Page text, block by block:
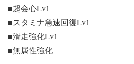
■超会心Lv1
■スタミナ急速回復Lv1
■滑走強化Lv1
■無属性強化